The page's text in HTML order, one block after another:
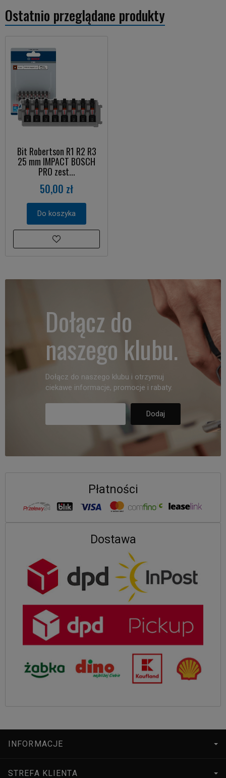
Ostatnio przeglądane produkty
Bit Robertson R1 R2 R3
25 mm IMPACT BOSCH
PRO zest...
50,00 zł
Do koszyka
Dołącz do
naszego klubu.
Dołącz do naszego klubu i otrzymuj
ciekawe informacje, promocje i rabaty.
Płatności
Dostawa
INFORMACJE
STREFA KLIENTA